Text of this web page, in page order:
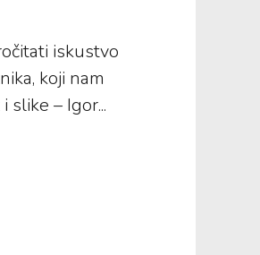
iskustvo
koji nam
slike – Igor...